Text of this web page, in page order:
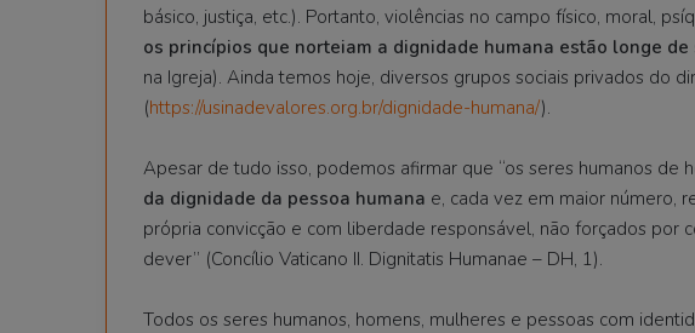
básico, justiça, etc.). Portanto, violências no campo físico, moral,
os princípios que norteiam a dignidade humana estão longe
na Igreja). Ainda temos hoje, diversos grupos sociais privados do
(https://usinadevalores.org.br/dignidade-humana/).
Apesar de tudo isso, podemos afirmar que “os seres humanos de
da dignidade da pessoa humana e, cada vez em maior número,
própria convicção e com liberdade responsável, não forçados por
dever” (Concílio Vaticano II. Dignitatis Humanae – DH, 1).
Todos os seres humanos, homens, mulheres e pessoas com